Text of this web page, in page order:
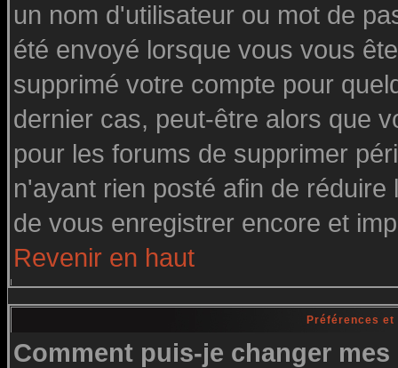
un nom d'utilisateur ou mot de
été envoyé lorsque vous vous
supprimé votre compte pour
dernier cas, peut-être alors que
pour les forums de supprimer
n'ayant rien posté afin de
de vous enregistrer encore et
Revenir en haut
Préférences
Comment puis-je changer